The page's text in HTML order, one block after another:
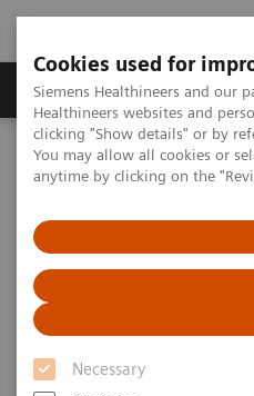
Cookies used for
Siemens Healthineers and our
Healthineers websites and
clicking "Show details" or by
You may allow all cookies or
anytime by clicking on the
Necessary
Produkter og løsninger
Hjem
Produkter og løsninger
Computed Tomography
The
Spectral aortoiliac photon-
quantity of contrast agent
Spectral
counting CT